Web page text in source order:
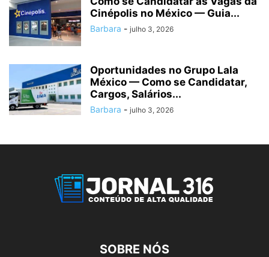
Cinépolis no México — Guia...
Barbara - julho 3, 2026
Oportunidades no Grupo Lala
México — Como se Candidatar,
Cargos, Salários...
Barbara - julho 3, 2026
SOBRE NÓS